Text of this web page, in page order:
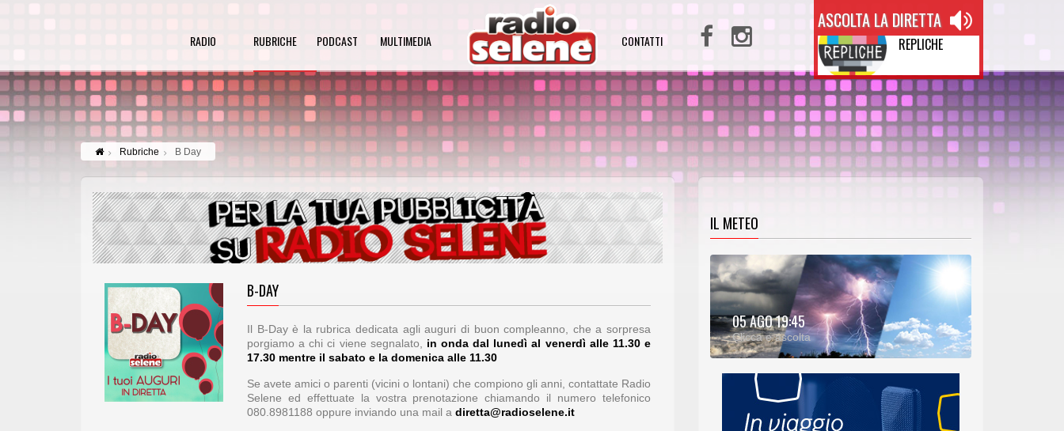
RADIO RUBRICHE PODCAST MULTIMEDIA CONTATTI
ASCOLTA LA DIRETTA
REPLICHE
Rubriche B Day
B-DAY
Il B-Day è la rubrica dedicata agli auguri di buon compleanno, che a sorpresa
porgiamo a chi ci viene segnalato, in ondadal lunedì al venerdì alle 11.30 e
17.30 mentre il sabato e la domenica alle 11.30
Se avete amici o parenti (vicini o lontani) che compiono gli anni, contattate Radio
Selene ed effettuate la vostra prenotazione chiamando il numero telefonico
080.8981188 oppure inviando una mail a diretta@radioselene.it
IL METEO
05 AGO 19:45
Clicca e ascolta
METEO:
00:00
00:26